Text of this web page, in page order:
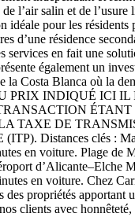
l’air salin et de l’usure
idéale pour les résidents
d’une résidence
services en fait une
également un
la Costa Blanca où la
PRIX INDIQUÉ ICI
TAXE DE
Distances clés :
en voiture. Plage de
d’Alicante–Elche
en voiture. Chez
des propriétés apportant
clients avec